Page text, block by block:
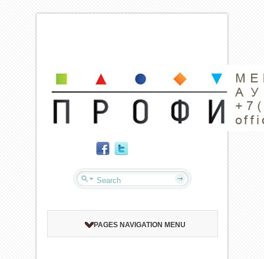
PAGES NAVIGATION MENU